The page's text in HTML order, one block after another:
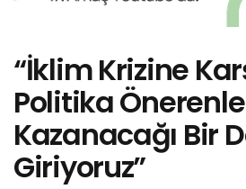
“İklim Krizine
Politika
Kazanacağı Bir
Giriyoruz”